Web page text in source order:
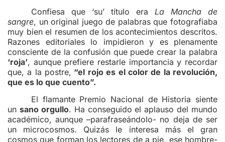
Confiesa que ‘su’ título eraLa Mancha de
sangre, un original juego de palabras que fotografiaba
muy bien el resumen de los acontecimientos descritos.
Razones editoriales lo impidieron y es plenamente
consciente de la confusión que puede crear la palabra
‘roja’, aunque prefiere restarle importancia y recordar
que, a la postre, “el rojo es el color de la revolución,
que es lo que cuento”.
El flamante Premio Nacional de Historia siente
un sano orgullo. Ha conseguido el aplauso del mundo
académico, aunque –parafraseándolo- no deja de ser
un microcosmos. Quizás le interesa más el gran
cosmos que forman los lectores de a pie, ese hombre-